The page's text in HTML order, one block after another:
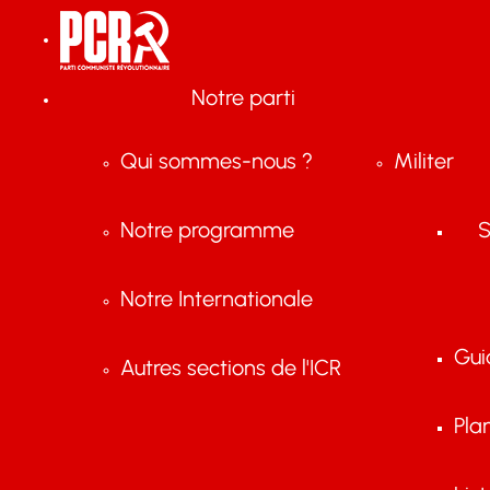
Notre parti
Qui sommes-nous ?
Notre programme
Notre Internationale
Autres sections de l'ICR
Militer